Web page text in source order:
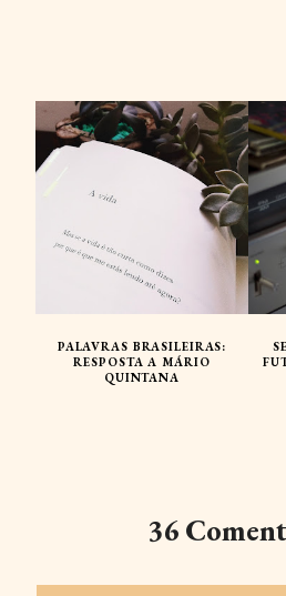
PALAVRAS BRASILEIRAS:
RESPOSTA A MÁRIO
QUINTANA
36